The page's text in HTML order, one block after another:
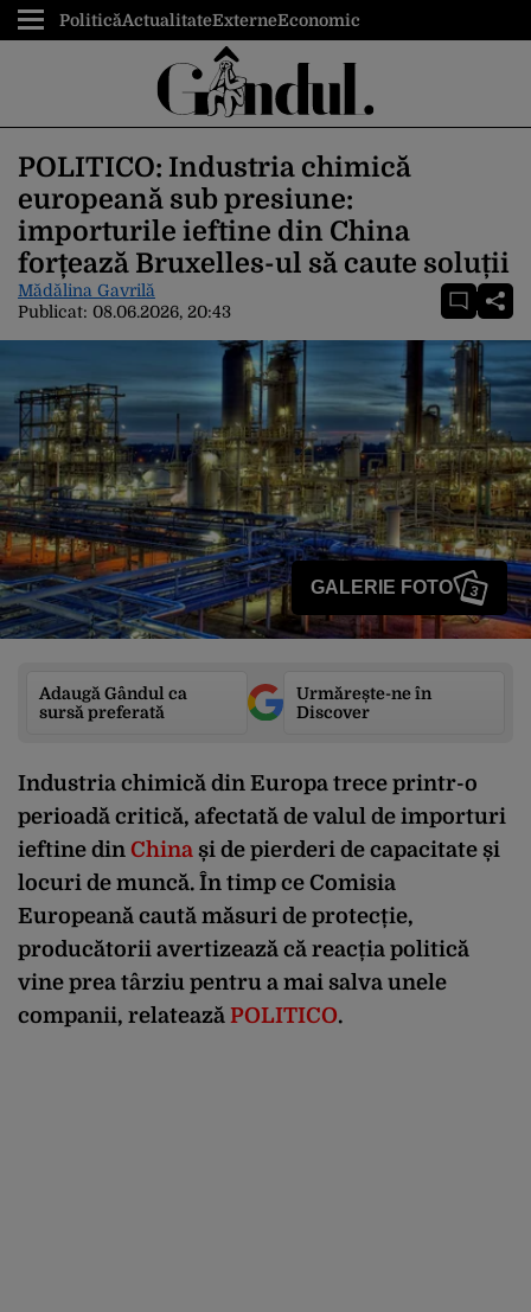
PoliticăActualitateExterneEconomic
POLITICO: Industria chimică
europeană sub presiune:
importurile ieftine din China
forțează Bruxelles-ul să caute soluții
Mădălina Gavrilă
Publicat: 08.06.2026, 20:43
GALERIE FOTO 3
Adaugă Gândul ca
sursă preferată
Urmărește-ne în
Discover
Industria chimică din Europa trece printr-o
perioadă critică, afectată de valul de importuri
ieftine din China și de pierderi de capacitate și
locuri de muncă. În timp ce Comisia
Europeană caută măsuri de protecție,
producătorii avertizează că reacția politică
vine prea târziu pentru a mai salva unele
companii, relatează POLITICO.